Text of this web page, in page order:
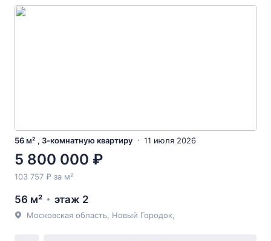
56 м² , 3-комнатную квартиру 11 июля 2026
5 800 000 ₽
103 757 ₽ за м²
56 м² этаж 2
Московская область, Новый Городок,